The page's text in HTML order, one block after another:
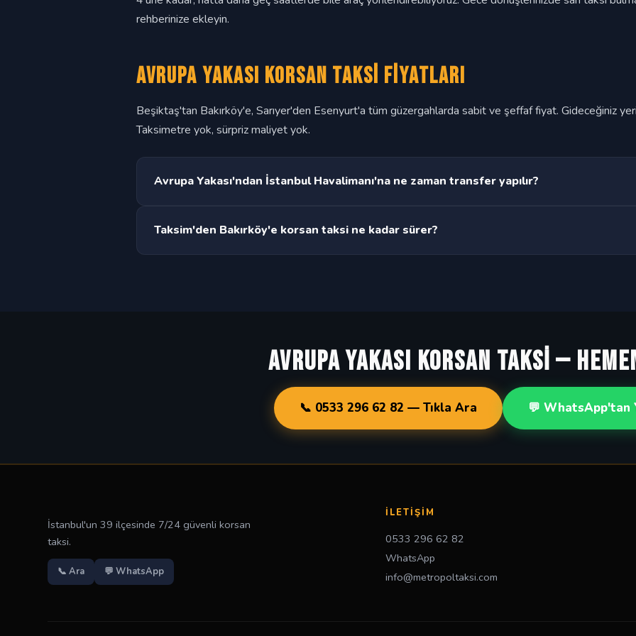
rehberinize ekleyin.
Avrupa Yakası Korsan Taksi Fiyatları
Beşiktaş'tan Bakırköy'e, Sarıyer'den Esenyurt'a tüm güzergahlarda sabit ve şeffaf fiyat. Gideceğiniz
Taksimetre yok, sürpriz maliyet yok.
Avrupa Yakası'ndan İstanbul Havalimanı'na ne zaman transfer yapılır?
7/24 transfer hizmeti mevcuttur. Gece veya sabah erken saatler fark etmez. Uçuş saatinizi bildirin,
Taksim'den Bakırköy'e korsan taksi ne kadar sürer?
AVRUPA YAKASI KORSAN TAKSİ —
📞 0533 296 62 82 — Tıkla Ara 💬 WhatsApp'tan
İstanbul'un 39 ilçesinde 7/24 güvenli korsan
taksi.
📞 Ara 💬 WhatsApp
İLETIŞIM
0533 296 62 82
WhatsApp
info@metropoltaksi.com